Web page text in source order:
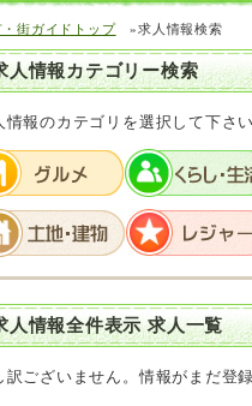
・街ガイドトップ »求人情報検索
人情報カテゴリー検索
情報のカテゴリを選択して下さ
人情報全件表示 求人一覧
訳ございません。情報がまだ登